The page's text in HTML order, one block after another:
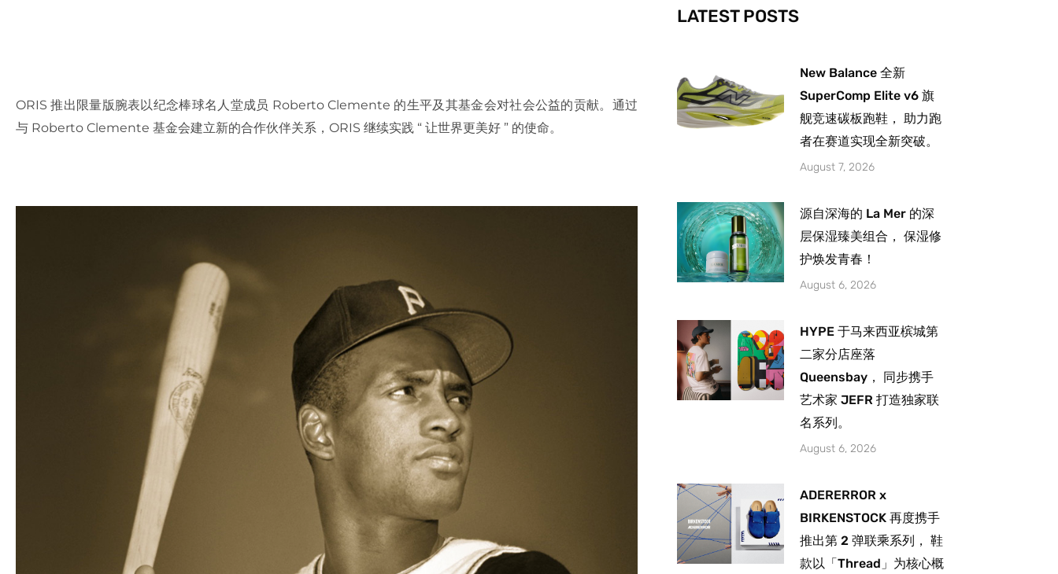
ORIS推出限量版腕表以纪念棒球名人堂成员 Roberto Clemente 的生平及其基金会对社会公益的贡献。通过
与 Roberto Clemente 基金会建立新的合作伙伴关系， ORIS 继续实践 “ 让世界更美好 ” 的使命。
-
f
m
LATEST POSTS
New Balance 全新
SuperComp Elite v6 旗
舰竞速碳板跑鞋， 助力跑
者在赛道实现全新突破。
August 7, 2026
源自深海的 La Mer 的深
层保湿臻美组合， 保湿修
护焕发青春！
August 6, 2026
HYPE 于马来西亚槟城第
二家分店座落
Queensbay， 同步携手
艺术家 JEFR 打造独家联
名系列。
August 6, 2026
ADERERROR x
BIRKENSTOCK 再度携手
推出第 2 弹联乘系列， 鞋
款以「Thread」为核心概